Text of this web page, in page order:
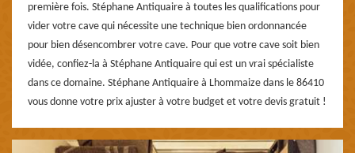
première fois. Stéphane Antiquaire à toutes les qualifications pour
vider votre cave qui nécessite une technique bien ordonnancée
pour bien désencombrer votre cave. Pour que votre cave soit bien
vidée, confiez-la à Stéphane Antiquaire qui est un vrai spécialiste
dans ce domaine. Stéphane Antiquaire à Lhommaize dans le 86410
vous donne votre prix ajuster à votre budget et votre devis gratuit !